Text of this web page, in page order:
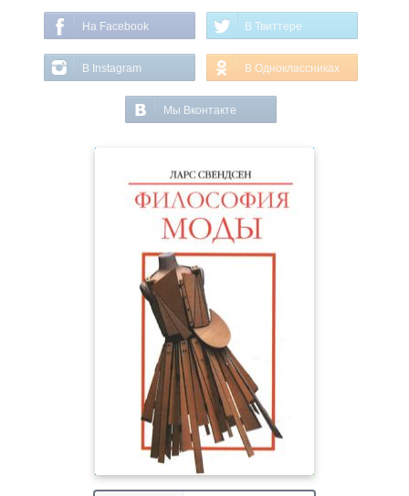
На Facebook В Твиттере
В Instagram В Одноклассниках
Мы Вконтакте